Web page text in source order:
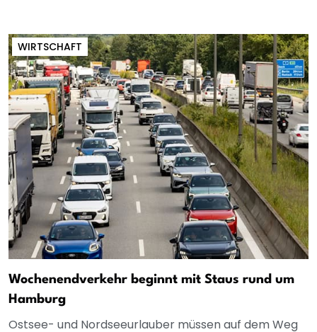
WIRTSCHAFT
Wochenendverkehr beginnt mit Staus rund um
Hamburg
Ostsee- und Nordseeurlauber müssen auf dem Weg